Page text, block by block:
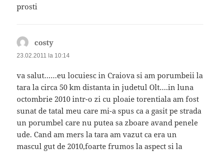
prosti
costy
23.02.2011 la 10:14
va salut……eu locuiesc in Craiova si am porumbeii la
tara la circa 50 km distanta in judetul Olt….in luna
octombrie 2010 intr-o zi cu ploaie torentiala am fost
sunat de tatal meu care mi-a spus ca a gasit pe strada
un porumbel care nu putea sa zboare avand penele
ude. Cand am mers la tara am vazut ca era un
mascul gut de 2010,foarte frumos la aspect si la